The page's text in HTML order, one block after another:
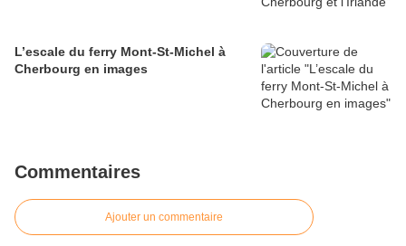
L’escale du ferry Mont-St-Michel à
Cherbourg en images
Commentaires
Ajouter un commentaire